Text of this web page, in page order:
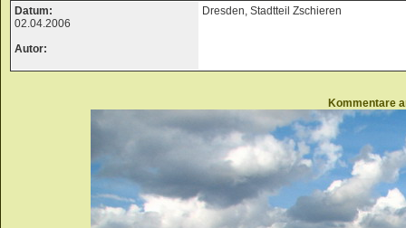
Datum:
02.04.2006
Autor:
Dresden, Stadtteil Zschieren
Kommentare